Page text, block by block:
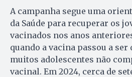
A campanha segue uma
da Saúde para recuperar os
vacinados nos anos
quando a vacina passou a
muitos adolescentes não
vacinal. Em 2024, cerca de